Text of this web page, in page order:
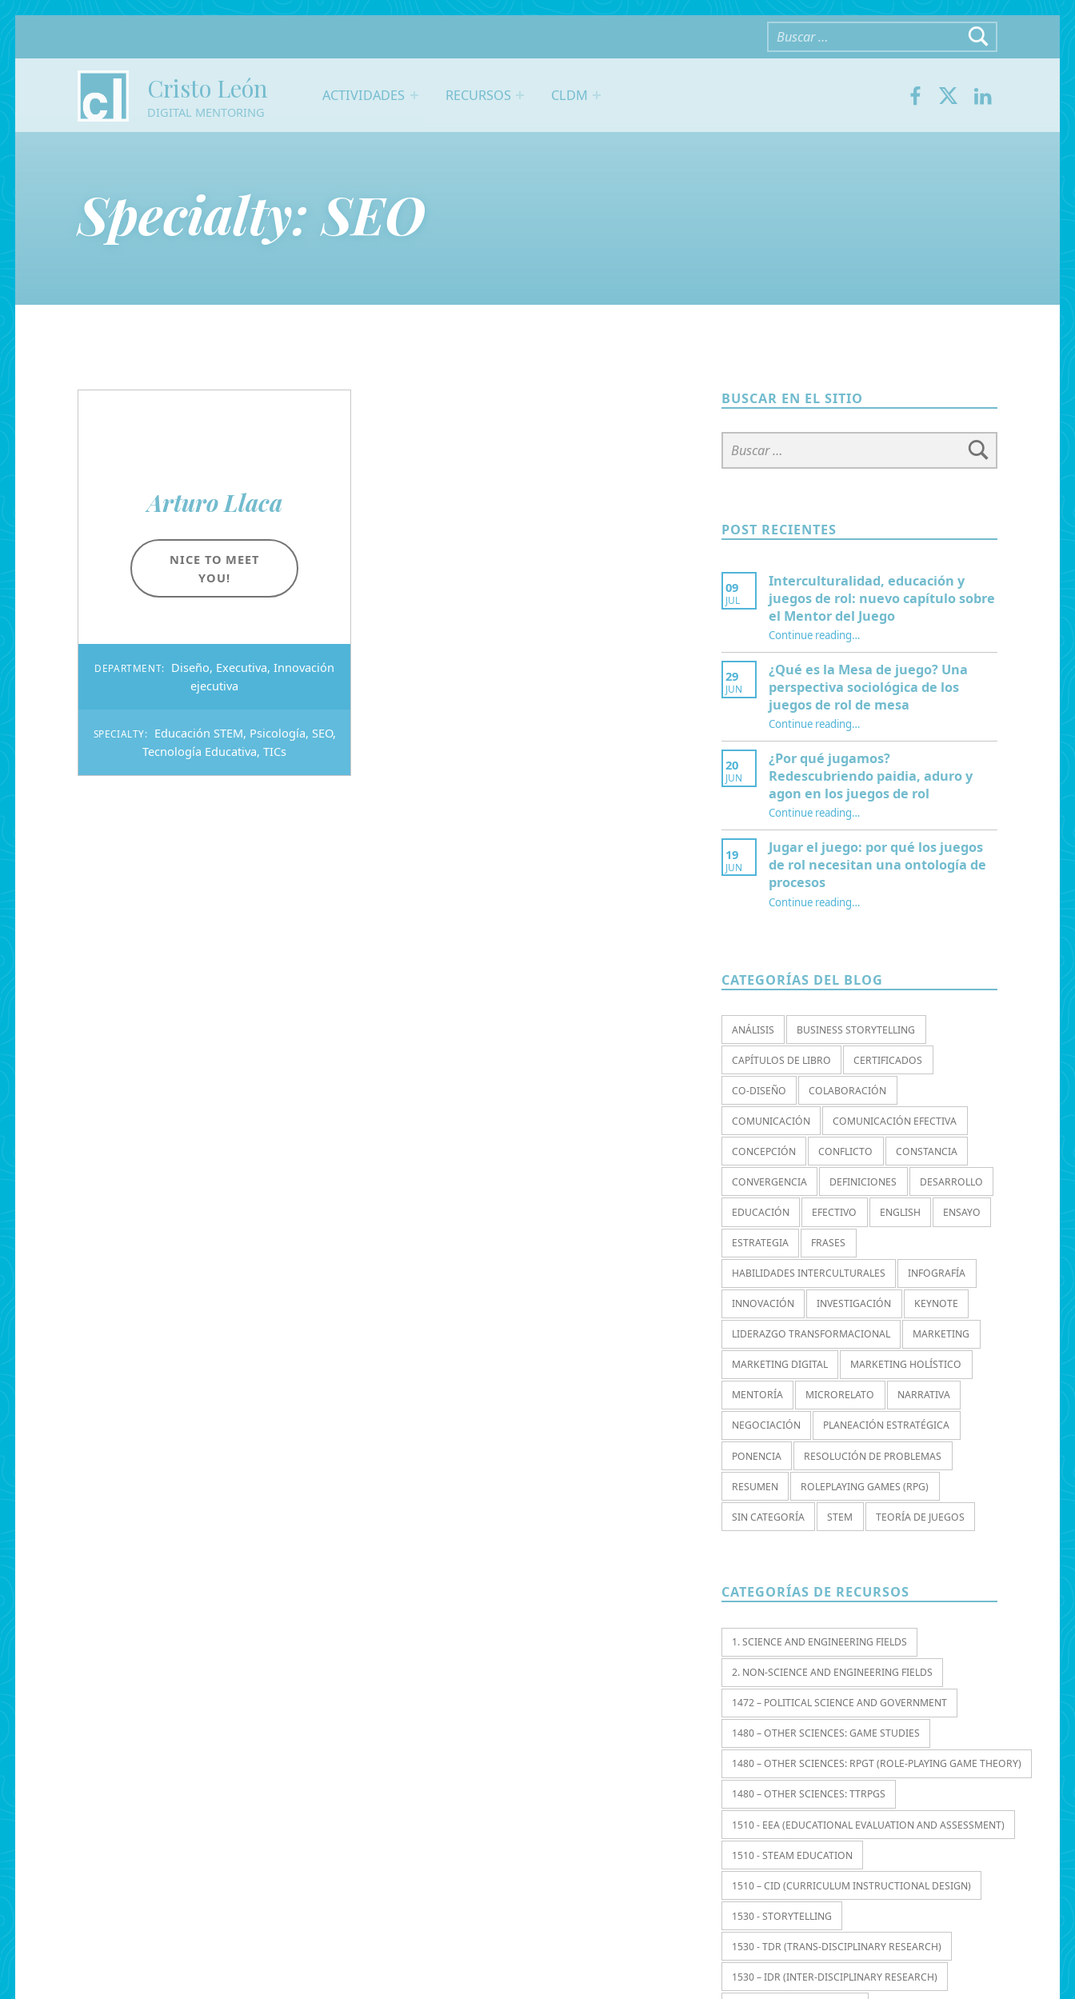
Cristo León
DIGITAL MENTORING
ACTIVIDADES RECURSOS CLDM
Facebook
TwitterLinkedIn
Buscar:
Specialty:SEO
Arturo Llaca
NICE TO MEET
YOU!
DEPARTMENT: Diseño, Executiva, Innovación
ejecutiva
SPECIALTY: Educación STEM, Psicología, SEO,
Tecnología Educativa,TICs
BUSCAR EN EL SITIO
Buscar:
POST RECIENTES
09
JUL
Interculturalidad, educación y
juegos de rol: nuevo capítulo sobre
el Mentor del Juego
Continue reading“Interculturalidad, educación y juegos de rol: nuevo capítulo sobre el Mentor del Juego”
…
29
JUN
¿Qué es la Mesa de juego? Una
perspectiva sociológica de los
juegos de rol de mesa
Continue reading“¿Qué es la Mesa de juego? Una perspectiva sociológica de los juegos de rol de mesa”
…
20
JUN
¿Por qué jugamos?
Redescubriendo paidia, aduro y
agon en los juegos de rol
Continue reading“¿Por qué jugamos? Redescubriendo paidia, aduro y agon en los juegos de rol”
…
19
JUN
Jugar el juego: por qué los juegos
de rol necesitan una ontología de
procesos
Continue reading“Jugar el juego: por qué los juegos de rol necesitan una ontología de procesos”
…
CATEGORÍAS DEL BLOG
ANÁLISIS BUSINESS STORYTELLING
CAPÍTULOS DE LIBRO CERTIFICADOS
CO-DISEÑO COLABORACIÓN
COMUNICACIÓN COMUNICACIÓN EFECTIVA
CONCEPCIÓN CONFLICTO CONSTANCIA
CONVERGENCIA DEFINICIONES DESARROLLO
EDUCACIÓN EFECTIVO ENGLISH ENSAYO
ESTRATEGIA FRASES
HABILIDADES INTERCULTURALES INFOGRAFÍA
INNOVACIÓN INVESTIGACIÓN KEYNOTE
LIDERAZGO TRANSFORMACIONAL MARKETING
MARKETING DIGITAL MARKETING HOLÍSTICO
MENTORÍA MICRORELATO NARRATIVA
NEGOCIACIÓN PLANEACIÓN ESTRATÉGICA
PONENCIA RESOLUCIÓN DE PROBLEMAS
RESUMEN ROLEPLAYING GAMES (RPG)
SIN CATEGORÍA STEM TEORÍA DE JUEGOS
CATEGORÍAS DE RECURSOS
1. SCIENCE AND ENGINEERING FIELDS
2. NON-SCIENCE AND ENGINEERING FIELDS
1472 – POLITICAL SCIENCE AND GOVERNMENT
1480 – OTHER SCIENCES: GAME STUDIES
1480 – OTHER SCIENCES: RPGT (ROLE-PLAYING GAME THEORY)
1480 – OTHER SCIENCES: TTRPGS
1510 - EEA (EDUCATIONAL EVALUATION AND ASSESSMENT)
1510 - STEAM EDUCATION
1510 – CID (CURRICULUM INSTRUCTIONAL DESIGN)
1530 - STORYTELLING
1530 - TDR (TRANS-DISCIPLINARY RESEARCH)
1530 – IDR (INTER-DISCIPLINARY RESEARCH)